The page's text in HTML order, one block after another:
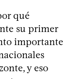
qué
su primer
importante
y eso